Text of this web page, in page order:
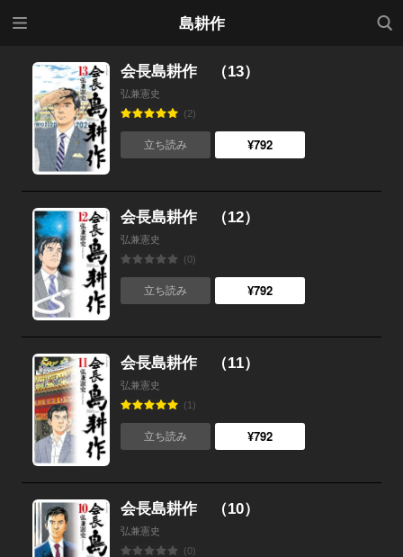
島耕作
検索
会長島耕作 （13）
弘兼憲史
(2)
立ち読み ¥792
会長島耕作 （12）
弘兼憲史
(0)
立ち読み ¥792
会長島耕作 （11）
弘兼憲史
(1)
立ち読み ¥792
会長島耕作 （10）
弘兼憲史
(0)